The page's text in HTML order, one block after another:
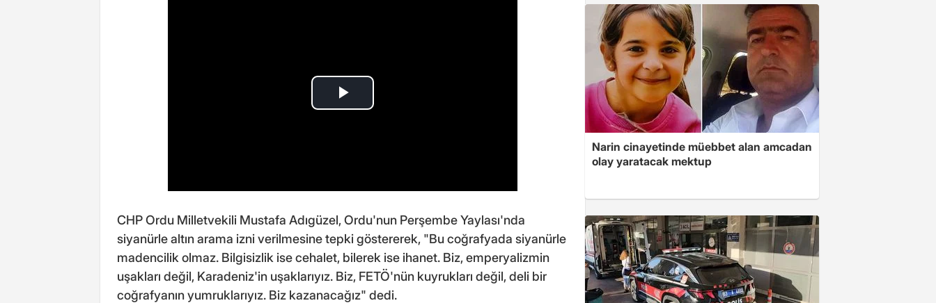
CHP Ordu Milletvekili Mustafa Adıgüzel, Ordu'nun Perşembe Yaylası'nda
siyanürle altın arama izni verilmesine tepki göstererek, "Bu coğrafyada siyanürle
madencilik olmaz. Bilgisizlik ise cehalet, bilerek ise ihanet. Biz, emperyalizmin
uşakları değil, Karadeniz'in uşaklarıyız. Biz, FETÖ'nün kuyrukları değil, deli bir
coğrafyanın yumruklarıyız. Biz kazanacağız" dedi.
Narin cinayetinde müebbet alan amcadan
olay yaratacak mektup